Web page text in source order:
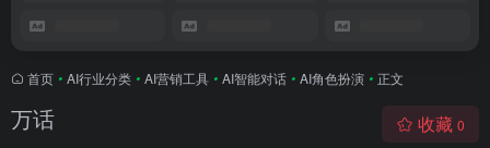
首页 • AI行业分类 • AI营销工具 • AI智能对话 • AI角色扮演 • 正文
万话 收藏 0